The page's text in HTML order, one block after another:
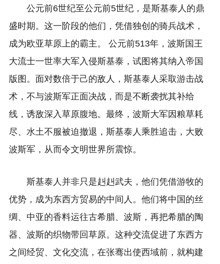
公元前6世纪至公元前5世纪，是斯基泰人的鼎
盛时期。这一阶段的他们，凭借独创的骑兵战术，
成为欧亚草原上的霸主。 公元前513年，波斯国王
大流士一世率大军入侵斯基泰，试图将其纳入帝国
版图。面对数倍于己的敌人，斯基泰人采取游击战
术，不与波斯军正面决战，而是不断袭扰其补给
线，诱敌深入草原腹地。最终，波斯大军因粮草耗
尽、水土不服被迫撤退，斯基泰人乘胜追击，大败
波斯军，从而令文明世界所震惊。
斯基泰人并非只是赳赳武夫，他们凭借游牧的
优势，成为东西方贸易的中间人。他们将中国的丝
绸、中亚的香料运往古希腊、波斯，再把希腊的陶
器、波斯的织物带回草原。这种交流促进了东西方
之间经贸、文化交流，在张骞出使西域前，就构建